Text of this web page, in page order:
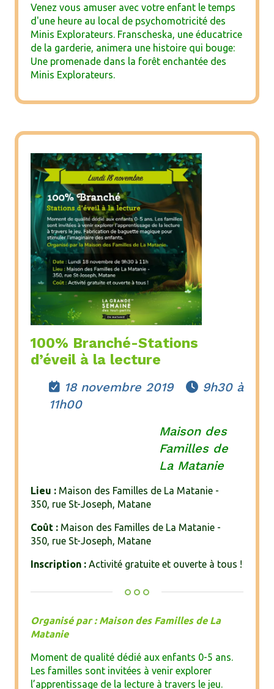
Venez vous amuser avec votre enfant le temps
d'une heure au local de psychomotricité des
Minis Explorateurs. Franscheska, une éducatrice
de la garderie, animera une histoire qui bouge:
Une promenade dans la forêt enchantée des
Minis Explorateurs.
100% Branché-Stations
d’éveil à la lecture
 18 novembre 2019 9h30 à
11h00
Maison des
Familles de
La Matanie
Lieu : Maison des Familles de La Matanie -
350, rue St-Joseph, Matane
Coût :Maison des Familles de La Matanie -
350, rue St-Joseph, Matane
Inscription : Activité gratuite et ouverte à tous !
Organisé par : Maison des Familles de La
Matanie
Moment de qualité dédié aux enfants 0-5 ans.
Les familles sont invitées à venir explorer
l’apprentissage de la lecture à travers le jeu.